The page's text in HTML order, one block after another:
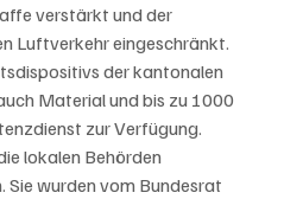
verstärkt und der
Luftverkehr eingeschränkt.
der kantonalen
Material und bis zu 1000
zur Verfügung.
lokalen Behörden
wurden vom Bundesrat